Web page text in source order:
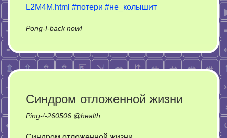
L2M4M.html #потери #не_колышит
Pong-!-back now!on
не
колышит.
в
магазинах,
Синдром отложенной жизни
Ping-!-260506 @health